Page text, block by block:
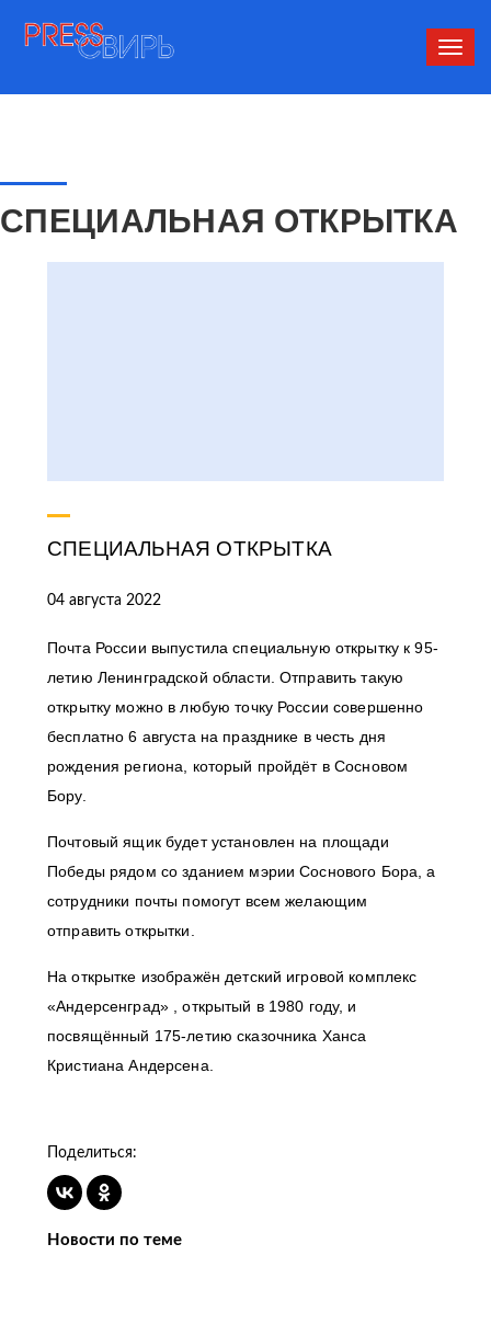
СПЕЦИАЛЬНАЯ ОТКРЫТКА
СПЕЦИАЛЬНАЯ ОТКРЫТКА
04 августа 2022
Почта России выпустила специальную открытку к 95-
летию Ленинградской области. Отправить такую
открытку можно в любую точку России совершенно
бесплатно 6 августа на празднике в честь дня
рождения региона, который пройдёт в Сосновом
Бору.
Почтовый ящик будет установлен на площади
Победы рядом со зданием мэрии Соснового Бора, а
сотрудники почты помогут всем желающим
отправить открытки.
На открытке изображён детский игровой комплекс
«Андерсенград» , открытый в 1980 году, и
посвящённый 175-летию сказочника Ханса
Кристиана Андерсена.
Поделиться:
Новости по теме